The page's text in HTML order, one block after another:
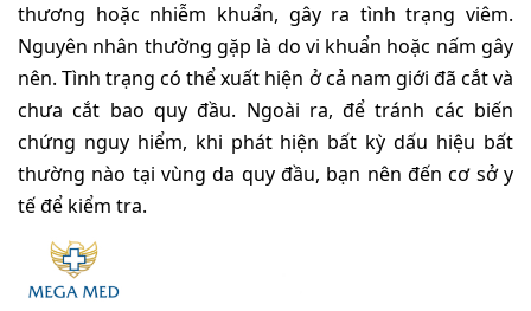
thương hoặc nhiễm khuẩn, gây ra tình trạng viêm.
Nguyên nhân thường gặp là do vi khuẩn hoặc nấm gây
nên. Tình trạng có thể xuất hiện ở cả nam giới đã cắt và
chưa cắt bao quy đầu. Ngoài ra, để tránh các biến
chứng nguy hiểm, khi phát hiện bất kỳ dấu hiệu bất
thường nào tại vùng da quy đầu, bạn nên đến cơ sở y
tế để kiểm tra.